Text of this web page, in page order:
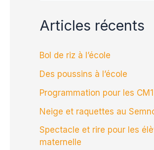
Articles récents
Bol de riz à l’école
Des poussins à l’école
Programmation pour les CM1
Neige et raquettes au
Spectacle et rire pour les
maternelle